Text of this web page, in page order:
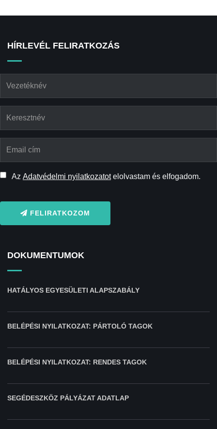
HÍRLEVÉL FELIRATKOZÁS
Az Adatvédelmi nyilatkozatotelolvastam és elfogadom.
FELIRATKOZOM
DOKUMENTUMOK
HATÁLYOS EGYESÜLETI ALAPSZABÁLY
BELÉPÉSI NYILATKOZAT: PÁRTOLÓ TAGOK
BELÉPÉSI NYILATKOZAT: RENDES TAGOK
SEGÉDESZKÖZ PÁLYÁZAT ADATLAP